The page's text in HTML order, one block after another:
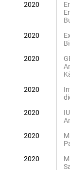
2020
2020
2020
2020
2020
2020
2020